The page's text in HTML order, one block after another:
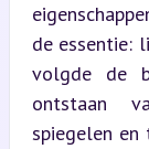
de essentie:
volgde de
ontstaan
spiegelen